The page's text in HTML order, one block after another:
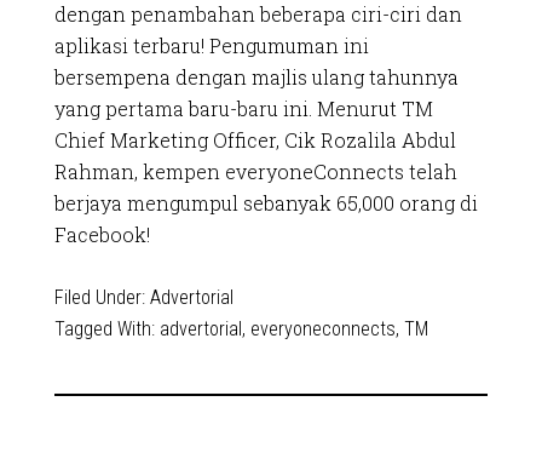
dengan penambahan beberapa ciri-ciri dan
aplikasi terbaru! Pengumuman ini
bersempena dengan majlis ulang tahunnya
yang pertama baru-baru ini. Menurut TM
Chief Marketing Officer, Cik Rozalila Abdul
Rahman, kempen everyoneConnects telah
berjaya mengumpul sebanyak 65,000 orang di
Facebook!
Filed Under: Advertorial
Tagged With: advertorial, everyoneconnects, TM